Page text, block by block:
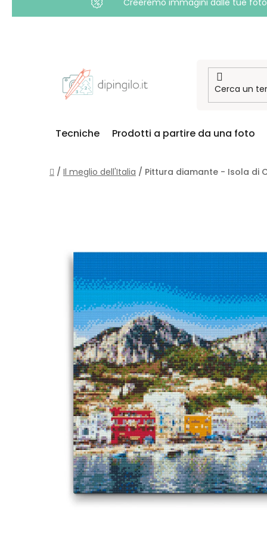
Creeremo immagini dalle tue foto
Tecniche Prodotti a partire da una foto
Casa
/ Il meglio dell'Italia / Pittura diamante - Isola di